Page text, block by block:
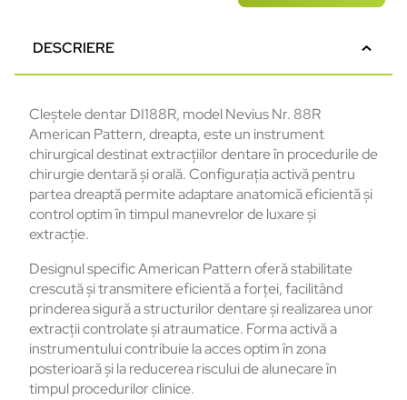
DESCRIERE
Cleștele dentar DI188R, model Nevius Nr. 88R
American Pattern, dreapta, este un instrument
chirurgical destinat extracțiilor dentare în procedurile de
chirurgie dentară și orală. Configurația activă pentru
partea dreaptă permite adaptare anatomică eficientă și
control optim în timpul manevrelor de luxare și
extracție.
Designul specific American Pattern oferă stabilitate
crescută și transmitere eficientă a forței, facilitând
prinderea sigură a structurilor dentare și realizarea unor
extracții controlate și atraumatice. Forma activă a
instrumentului contribuie la acces optim în zona
posterioară și la reducerea riscului de alunecare în
timpul procedurilor clinice.